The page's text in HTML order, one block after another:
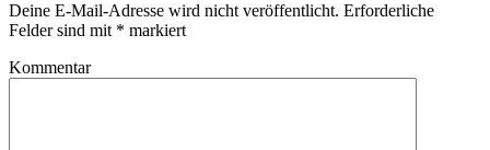
Deine E-Mail-Adresse wird nicht veröffentlicht. Erforderliche
Felder sind mit * markiert
Kommentar